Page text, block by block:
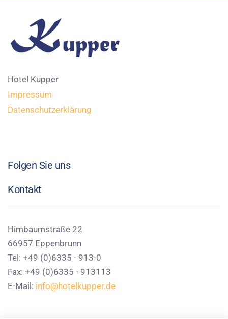
Hotel Kupper
Impressum
Datenschutzerklärung
Folgen Sie uns
Kontakt
Himbaumstraße 22
66957 Eppenbrunn
Tel: +49 (0)6335 - 913-0
Fax: +49 (0)6335 - 913113
E-Mail: info@hotelkupper.de